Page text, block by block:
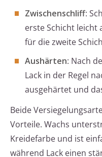
Zwischenschliff:
erste Schicht leicht
für die zweite
Aushärten: Nach
Lack in der Regel
ausgehärtet und
Beide
Vorteile. Wachs
Kreidefarbe und ist
während Lack einen